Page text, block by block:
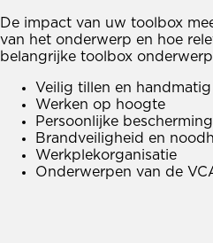
De impact van uw toolbox
van het onderwerp en hoe
belangrijke toolbox
Veilig tillen en
Werken op hoogte
Persoonlijke
Brandveiligheid en
Werkplekorganisatie
Onderwerpen van de